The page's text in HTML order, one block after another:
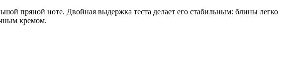
пряной ноте. Двойная выдержка теста делает его стабильным: блины легко
кремом.